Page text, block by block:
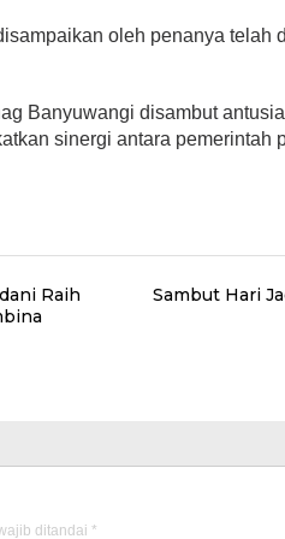
oleh penanya telah
Banyuwangi disambut
sinergi antara pemerintah
Raih
Sambut Hari
ditandai *